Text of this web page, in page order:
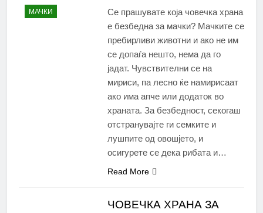
МАЧКИ
Се прашувате која човечка храна
е безбедна за мачки? Мачките се
пребирливи животни и ако не им
се допаѓа нешто, нема да го
јадат. Чувствителни се на
мириси, па лесно ќе намирисаат
ако има апче или додаток во
храната. За безбедност, секогаш
отстранувајте ги семките и
лушпите од овошјето, и
осигурете се дека рибата и…
Read More
ЧОВЕЧКА ХРАНА ЗА